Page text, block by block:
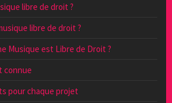
libre de droit ?
libre de droit ?
Musique est Libre de Droit ?
connue
pour chaque projet